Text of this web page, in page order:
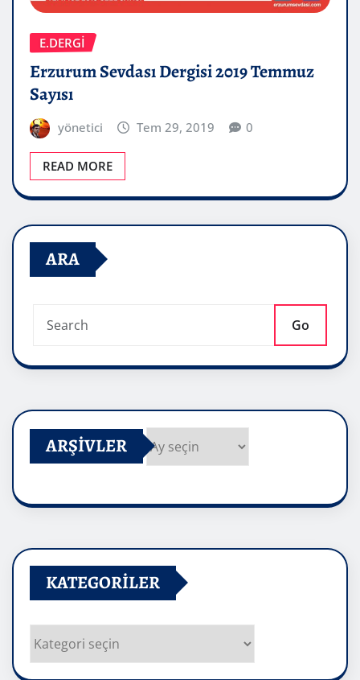
E.DERGİ
Erzurum Sevdası Dergisi 2019 Temmuz
Sayısı
yönetici Tem 29, 2019 0
READ MORE
ARA
Go
ARŞIVLER
KATEGORILER
Kategoriler